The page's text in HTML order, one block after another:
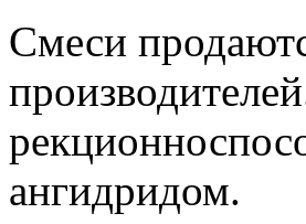
Смеси
ангидридом.